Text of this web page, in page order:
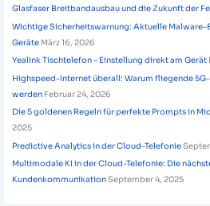
Glasfaser Breitbandausbau und die Zukunft der
Wichtige Sicherheitswarnung: Aktuelle Malware-
Geräte März 16, 2026
Yealink Tischtelefon – Einstellung direkt am Gerät
Highspeed-Internet überall: Warum fliegende
werden Februar 24, 2026
Die 5 goldenen Regeln für perfekte Prompts in
2025
Predictive Analytics in der Cloud-Telefonie
Multimodale KI in der Cloud-Telefonie: Die
KundenkommunikationSeptember 4, 2025